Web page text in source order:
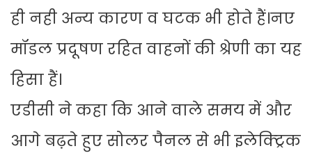
ही नही अन्य कारण व घटक भी होते हैं।नए
मॉडल प्रदूषण रहित वाहनों की श्रेणी का यह
हिसा हैं।
एडीसी ने कहा कि आने वाले समय में और
आगे बढ़ते हुए सोलर पैनल से भी इलेक्ट्रिक